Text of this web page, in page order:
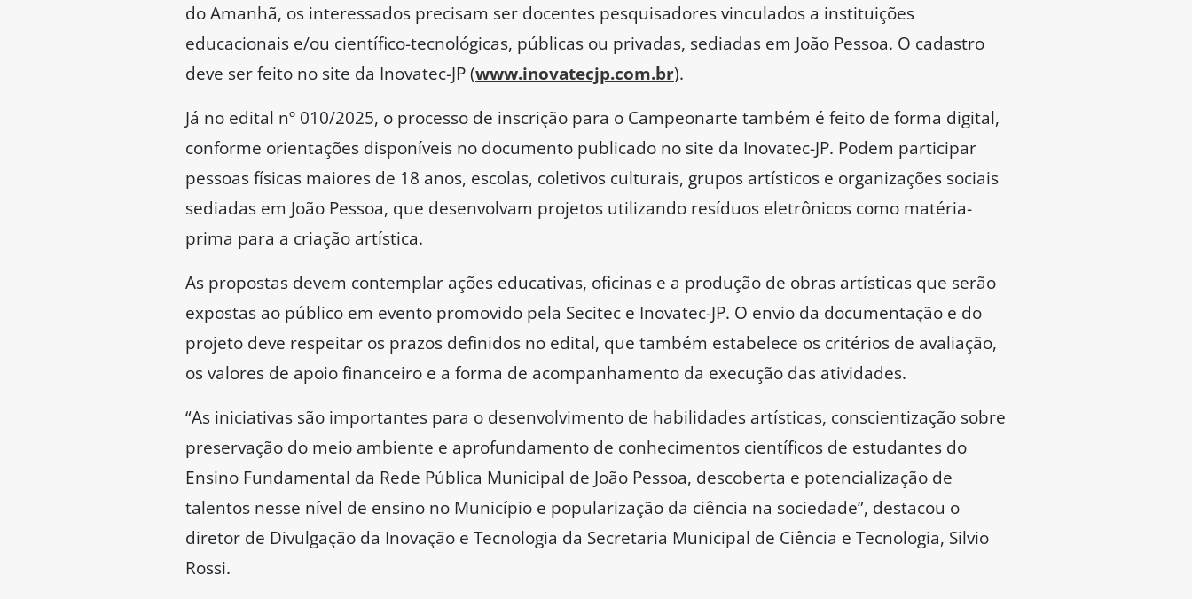
do Amanhã, os interessados precisam ser docentes pesquisadores vinculados a instituições
educacionais e/ou científico-tecnológicas, públicas ou privadas, sediadas em João Pessoa. O cadastro
deve ser feito no site da Inovatec-JP (www.inovatecjp.com.br).
Já no edital nº 010/2025, o processo de inscrição para o Campeonarte também é feito de forma digital,
conforme orientações disponíveis no documento publicado no site da Inovatec-JP. Podem participar
pessoas físicas maiores de 18 anos, escolas, coletivos culturais, grupos artísticos e organizações sociais
sediadas em João Pessoa, que desenvolvam projetos utilizando resíduos eletrônicos como matéria-
prima para a criação artística.
As propostas devem contemplar ações educativas, oficinas e a produção de obras artísticas que serão
expostas ao público em evento promovido pela Secitec e Inovatec-JP. O envio da documentação e do
projeto deve respeitar os prazos definidos no edital, que também estabelece os critérios de avaliação,
os valores de apoio financeiro e a forma de acompanhamento da execução das atividades.
“As iniciativas são importantes para o desenvolvimento de habilidades artísticas, conscientização sobre
preservação do meio ambiente e aprofundamento de conhecimentos científicos de estudantes do
Ensino Fundamental da Rede Pública Municipal de João Pessoa, descoberta e potencialização de
talentos nesse nível de ensino no Município e popularização da ciência na sociedade”, destacou o
diretor de Divulgação da Inovação e Tecnologia da Secretaria Municipal de Ciência e Tecnologia, Silvio
Rossi.